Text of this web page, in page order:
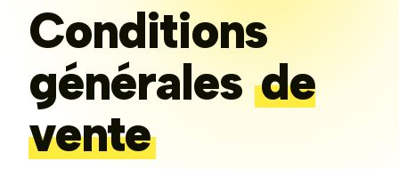
Conditions
générales de
vente